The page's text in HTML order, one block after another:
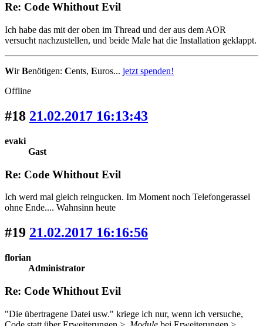
Re: Code Whithout Evil
Ich habe das mit der oben im Thread und der aus dem AOR
versucht nachzustellen, und beide Male hat die Installation geklappt.
WirBenötigen: Cents, Euros... jetzt spenden!
Offline
#18 21.02.2017 16:13:43
evaki
Gast
Re: Code Whithout Evil
Ich werd mal gleich reingucken. Im Moment noch Telefongerassel
ohne Ende.... Wahnsinn heute
#19 21.02.2017 16:16:56
florian
Administrator
Re: Code Whithout Evil
"Die übertragene Datei usw." kriege ich nur, wenn ich versuche,